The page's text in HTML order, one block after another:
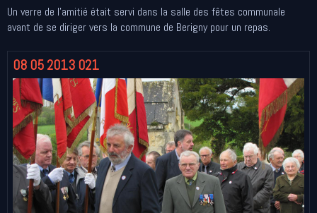
Un verre de l'amitié était servi dans la salle des fêtes communale
avant de se diriger vers la commune de Berigny pour un repas.
08 05 2013 021